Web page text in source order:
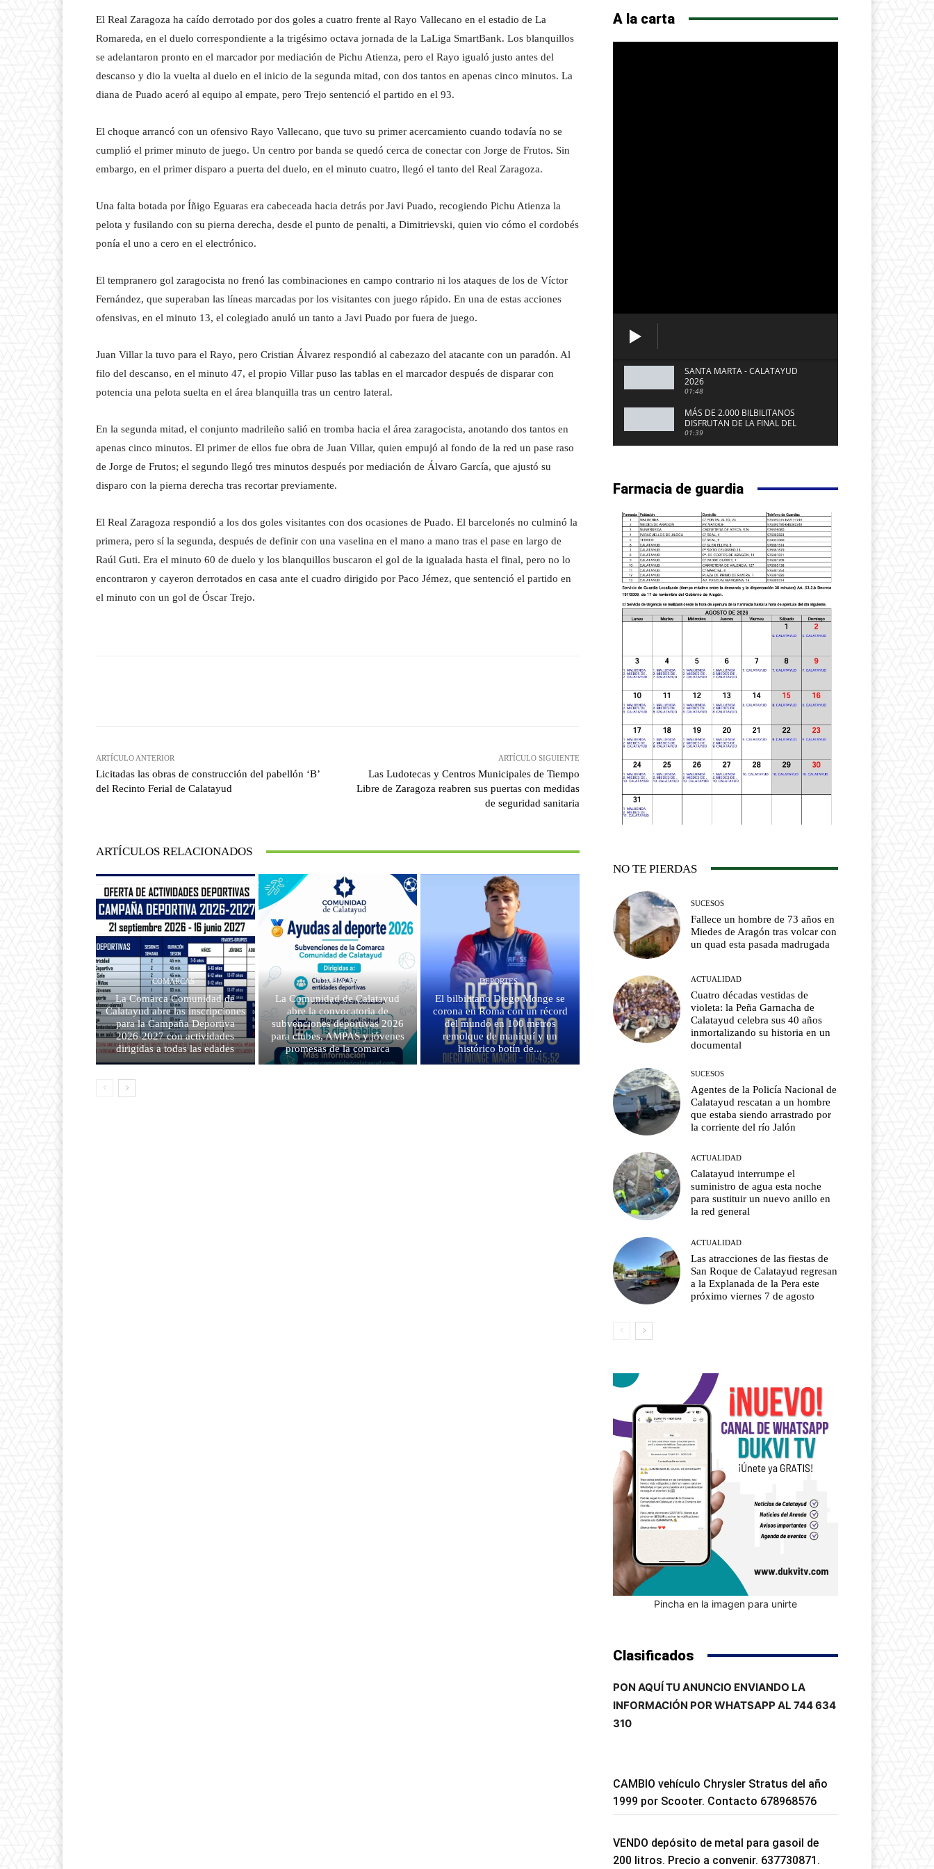
El Real Zaragoza ha caído derrotado por dos goles a cuatro frente al Rayo Vallecano en el estadio de La
Romareda, en el duelo correspondiente a la trigésimo octava jornada de la LaLiga SmartBank. Los blanquillos
se adelantaron pronto en el marcador por mediación de Pichu Atienza, pero el Rayo igualó justo antes del
descanso y dio la vuelta al duelo en el inicio de la segunda mitad, con dos tantos en apenas cinco minutos. La
diana de Puado aceró al equipo al empate, pero Trejo sentenció el partido en el 93.
El choque arrancó con un ofensivo Rayo Vallecano, que tuvo su primer acercamiento cuando todavía no se
cumplió el primer minuto de juego. Un centro por banda se quedó cerca de conectar con Jorge de Frutos. Sin
embargo, en el primer disparo a puerta del duelo, en el minuto cuatro, llegó el tanto del Real Zaragoza.
Una falta botada por Íñigo Eguaras era cabeceada hacia detrás por Javi Puado, recogiendo Pichu Atienza la
pelota y fusilando con su pierna derecha, desde el punto de penalti, a Dimitrievski, quien vio cómo el cordobés
ponía el uno a cero en el electrónico.
El tempranero gol zaragocista no frenó las combinaciones en campo contrario ni los ataques de los de Víctor
Fernández, que superaban las líneas marcadas por los visitantes con juego rápido. En una de estas acciones
ofensivas, en el minuto 13, el colegiado anuló un tanto a Javi Puado por fuera de juego.
Juan Villar la tuvo para el Rayo, pero Cristian Álvarez respondió al cabezazo del atacante con un paradón. Al
filo del descanso, en el minuto 47, el propio Villar puso las tablas en el marcador después de disparar con
potencia una pelota suelta en el área blanquilla tras un centro lateral.
En la segunda mitad, el conjunto madrileño salió en tromba hacia el área zaragocista, anotando dos tantos en
apenas cinco minutos. El primer de ellos fue obra de Juan Villar, quien empujó al fondo de la red un pase raso
de Jorge de Frutos; el segundo llegó tres minutos después por mediación de Álvaro García, que ajustó su
disparo con la pierna derecha tras recortar previamente.
El Real Zaragoza respondió a los dos goles visitantes con dos ocasiones de Puado. El barcelonés no culminó la
primera, pero sí la segunda, después de definir con una vaselina en el mano a mano tras el pase en largo de
Raúl Guti. Era el minuto 60 de duelo y los blanquillos buscaron el gol de la igualada hasta el final, pero no lo
encontraron y cayeron derrotados en casa ante el cuadro dirigido por Paco Jémez, que sentenció el partido en
el minuto con un gol de Óscar Trejo.
ARTÍCULO ANTERIOR
Licitadas las obras de construcción del pabellón ‘B’
del Recinto Ferial de Calatayud
ARTÍCULO SIGUIENTE
Las Ludotecas y Centros Municipales de Tiempo
Libre de Zaragoza reabren sus puertas con medidas
de seguridad sanitaria
ARTÍCULOS RELACIONADOS
COMARCAS
La Comarca Comunidad de
Calatayud abre las inscripciones
para la Campaña Deportiva
2026-2027 con actividades
dirigidas a todas las edades
COMARCAS
La Comunidad de Calatayud
abre la convocatoria de
subvenciones deportivas 2026
para clubes, AMPAS y jóvenes
promesas de la comarca
DEPORTES
El bilbilitano Diego Monge se
corona en Roma con un récord
del mundo en 100 metros
remolque de maniquí y un
histórico botín de...
A la carta
SANTA MARTA - CALATAYUD
2026
01:48
MÁS DE 2.000 BILBILITANOS
DISFRUTAN DE LA FINAL DEL
MUNDIAL 2026 EN LA PLAZA DEL
FUERTE DE CALATAYUD
01:39
Farmacia de guardia
NO TE PIERDAS
SUCESOS
Fallece un hombre de 73 años en
Miedes de Aragón tras volcar con
un quad esta pasada madrugada
ACTUALIDAD
Cuatro décadas vestidas de
violeta: la Peña Garnacha de
Calatayud celebra sus 40 años
inmortalizando su historia en un
documental
SUCESOS
Agentes de la Policía Nacional de
Calatayud rescatan a un hombre
que estaba siendo arrastrado por
la corriente del río Jalón
ACTUALIDAD
Calatayud interrumpe el
suministro de agua esta noche
para sustituir un nuevo anillo en
la red general
ACTUALIDAD
Las atracciones de las fiestas de
San Roque de Calatayud regresan
a la Explanada de la Pera este
próximo viernes 7 de agosto
Pincha en la imagen para unirte
Clasificados
PON AQUÍ TU ANUNCIO ENVIANDO LA
INFORMACIÓN POR WHATSAPP AL 744 634
310
CAMBIO vehículo Chrysler Stratus del año
1999 por Scooter. Contacto 678968576
VENDO depósito de metal para gasoil de
200 litros. Precio a convenir. 637730871.